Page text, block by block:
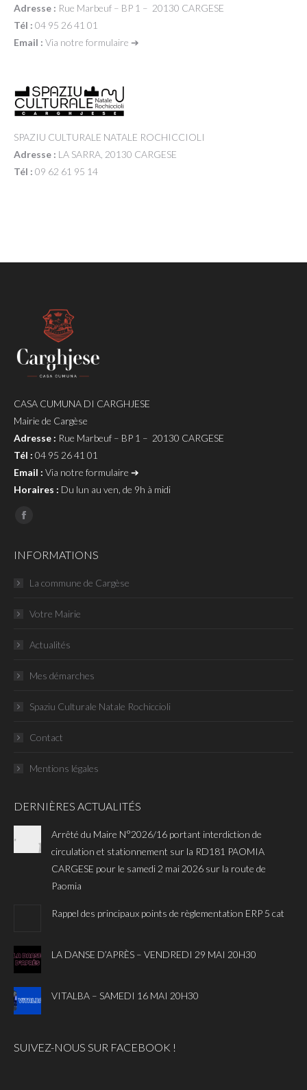
Adresse : Rue Marbeuf – BP 1 – 20130 CARGESE
Tél : 04 95 26 41 01
Email : Via notre formulaire ➔
SPAZIU CULTURALE NATALE ROCHICCIOLI
Adresse : LA SARRA, 20130 CARGESE
Tél : 09 62 61 95 14
CASA CUMUNA DI CARGHJESE
Mairie de Cargèse
Adresse : Rue Marbeuf – BP 1 – 20130 CARGESE
Tél : 04 95 26 41 01
Email : Via notre formulaire ➔
Horaires : Du lun au ven, de 9h à midi
INFORMATIONS
La commune de Cargèse
Votre Mairie
Actualités
Mes démarches
Spaziu Culturale Natale Rochiccioli
Contact
Mentions légales
DERNIÈRES ACTUALITÉS
Arrêté du Maire N°2026/16 portant interdiction de
circulation et stationnement sur la RD181 PAOMIA
CARGESE pour le samedi 2 mai 2026 sur la route de
Paomia
Rappel des principaux points de règlementation ERP 5 cat
LA DANSE D’APRÈS – VENDREDI 29 MAI 20H30
VITALBA – SAMEDI 16 MAI 20H30
SUIVEZ-NOUS SUR FACEBOOK !